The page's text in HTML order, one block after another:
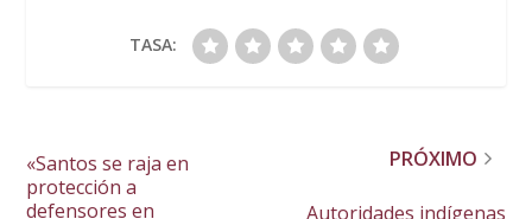
TASA:
«Santos se raja en
protección a
defensores en
PRÓXIMO
Autoridades indígenas